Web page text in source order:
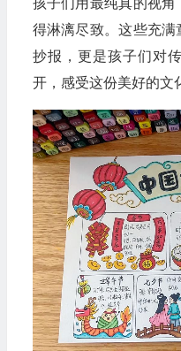
孩子们用最纯真的视
得淋漓尽致。这些充
抄报，更是孩子们对
开，感受这份美好的文